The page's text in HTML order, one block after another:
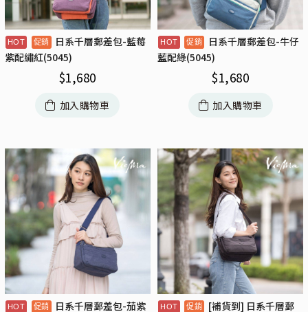
日系千層郵差包-藍莓
紫配繡紅(5045)
$1,680
加入購物車
日系千層郵差包-牛仔
藍配綠(5045)
$1,680
加入購物車
日系千層郵差包-茄紫
[補貨到] 日系千層郵